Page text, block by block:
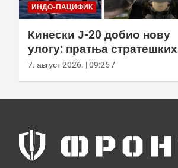
ИНДО-ПАЦИФИК
Кинески Ј-20 добио нову
улогу: пратња стратешких
бомбардера Х-6Н
7. август 2026. | 09:25